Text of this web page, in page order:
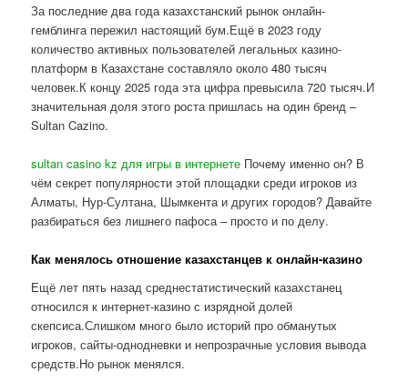
За последние два года казахстанский рынок онлайн-
гемблинга пережил настоящий бум.Ещё в 2023 году
количество активных пользователей легальных казино-
платформ в Казахстане составляло около 480 тысяч
человек.К концу 2025 года эта цифра превысила 720 тысяч.И
значительная доля этого роста пришлась на один бренд –
Sultan Cazino.
sultan casino kz для игры в интернете Почему именно он? В
чём секрет популярности этой площадки среди игроков из
Алматы, Нур-Султана, Шымкента и других городов? Давайте
разбираться без лишнего пафоса – просто и по делу.
Как менялось отношение казахстанцев к онлайн-казино
Ещё лет пять назад среднестатистический казахстанец
относился к интернет-казино с изрядной долей
скепсиса.Слишком много было историй про обманутых
игроков, сайты-однодневки и непрозрачные условия вывода
средств.Но рынок менялся.